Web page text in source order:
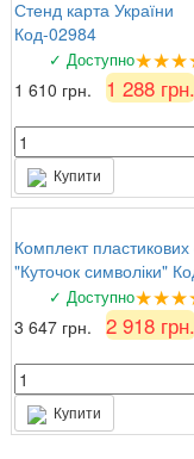
Стенд карта України
Код-02984
✓ Доступно
1 610 грн. 1 288 грн.
Купити
Комплект пластикових
"Куточок символіки"
✓ Доступно
3 647 грн. 2 918 грн.
Купити